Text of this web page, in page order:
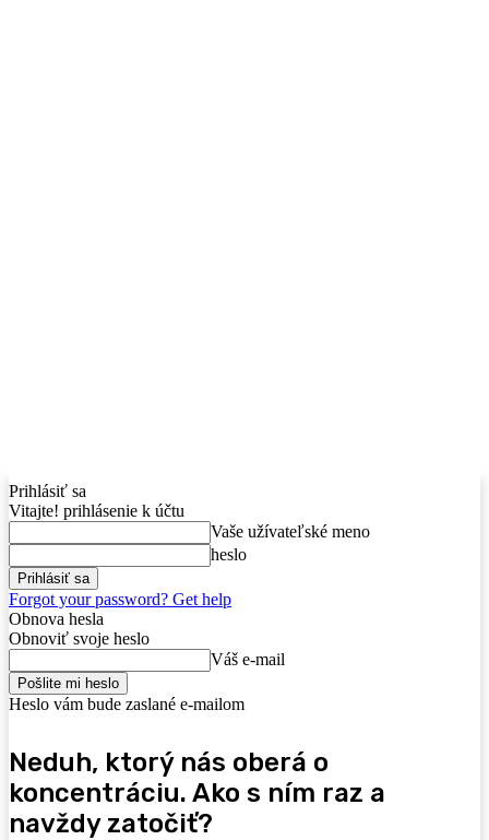
Prihlásiť sa
Vitajte! prihlásenie k účtu
Vaše užívateľské meno
heslo
Forgot your password? Get help
Obnova hesla
Obnoviť svoje heslo
Váš e-mail
Heslo vám bude zaslané e-mailom
Neduh, ktorý nás oberá o
koncentráciu. Ako s ním raz a
navždy zatočiť?